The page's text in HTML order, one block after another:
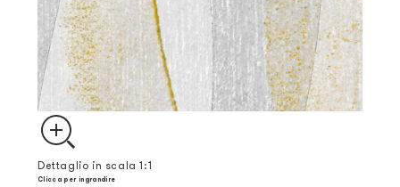
Dettaglio in scala 1:1
Clicca per ingrandire